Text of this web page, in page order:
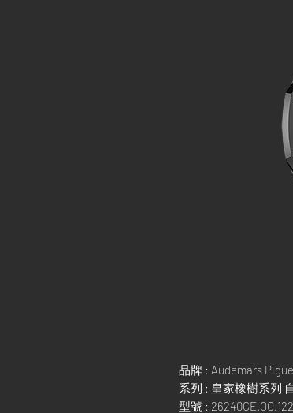
品牌 : Audemars
系列 : 皇家橡樹系列
型號 :